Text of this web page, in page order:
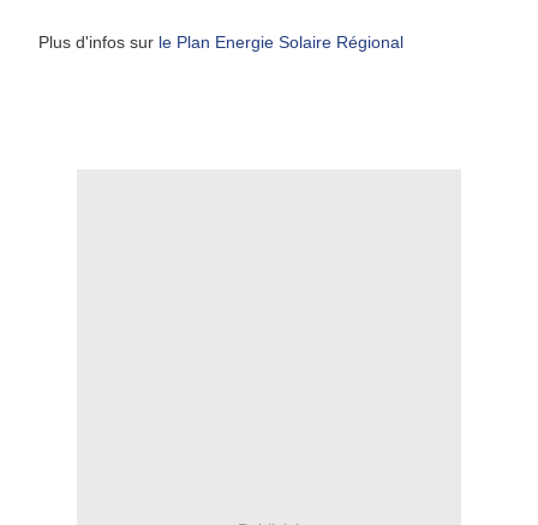
Plus d'infos sur le Plan Energie Solaire Régional